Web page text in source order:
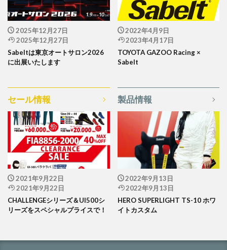
2025年12月27日
2025年12月27日
Sabeltは東京オートサロン2026
に出展いたします
2022年4月9日
2023年4月17日
TOYOTA GAZOO Racing ×
Sabelt
セール情報
2021年9月22日
2021年9月22日
CHALLENGEシリーズ＆UI500シ
リーズをスペシャルプライスで！
製品情報
2022年9月13日
2022年9月13日
HERO SUPERLIGHT TS-10 ホワ
イトカスタム